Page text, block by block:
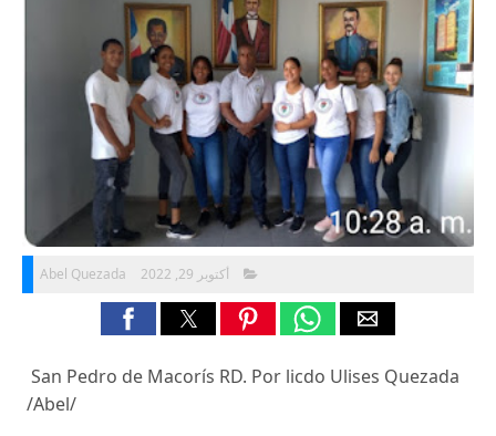
Abel Quezada أكتوبر 29, 2022
San Pedro de Macorís RD. Por licdo Ulises Quezada
/Abel/